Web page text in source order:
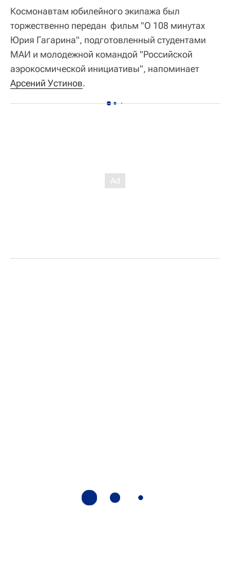
Космонавтам юбилейного экипажа был
торжественно передан фильм "О 108 минутах
Юрия Гагарина", подготовленный студентами
МАИ и молодежной командой "Российской
аэрокосмической инициативы", напоминает
Арсений Устинов.